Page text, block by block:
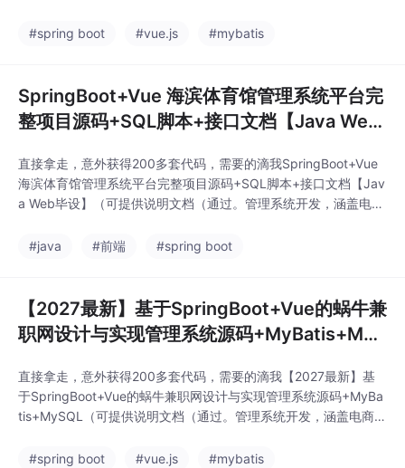
指导。项目均包含完整文档、演示案例和技术支持，可满足学习研
#spring boot #vue.js #mybatis
SpringBoot+Vue 海滨体育馆管理系统平台完
整项目源码+SQL脚本+接口文档【Java Web
直接拿走，意外获得200多套代码，需要的滴我SpringBoot+Vue
海滨体育馆管理系统平台完整项目源码+SQL脚本+接口文档【Jav
a Web毕设】（可提供说明文档（通过。管理系统开发，涵盖电
编写指导。项目均包含完整文档、演示案例和技术支持，可满足学
#java #前端 #spring boot
【2027最新】基于SpringBoot+Vue的蜗牛兼
职网设计与实现管理系统源码+MyBatis+MyS
直接拿走，意外获得200多套代码，需要的滴我【2027最新】基
于SpringBoot+Vue的蜗牛兼职网设计与实现管理系统源码+MyBa
tis+MySQL（可提供说明文档（通过。管理系统开发，涵盖电商、
指导。项目均包含完整文档、演示案例和技术支持，可满足学习研
#spring boot #vue.js #mybatis